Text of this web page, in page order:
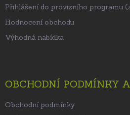
Přihlášení do provizního programu
Hodnocení obchodu
Výhodná nabídka
OBCHODNÍ PODMÍNKY
Obchodní podmínky